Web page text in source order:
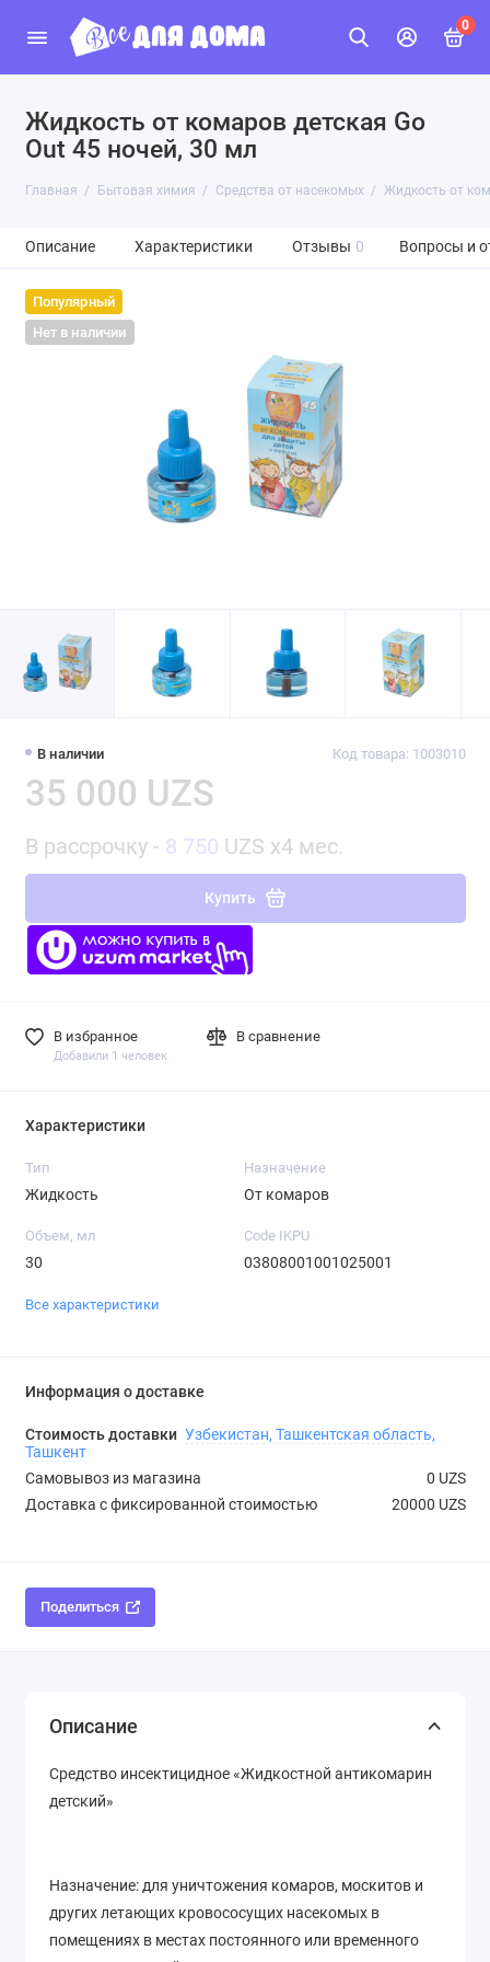
0
Жидкость от комаров детская Go
Out 45 ночей, 30 мл
Главная Бытовая химия Средства от насекомых Жидкость от
Описание Характеристики Отзывы 0 Вопросы и
Популярный
Нет в наличии
В наличии Код товара: 1003010
35 000 UZS
В рассрочку - 8 750 UZS x4 мес.
Купить
В избранное
Добавили 1 человек
В сравнение
Характеристики
Тип
Жидкость
Назначение
От комаров
Объем, мл
30
Code IKPU
03808001001025001
Все характеристики
Информация о доставке
Стоимость доставки Узбекистан, Ташкентская область,
Ташкент
Самовывоз из магазина
0 UZS
Доставка с фиксированной стоимостью
20000 UZS
Поделиться
Описание
Средство инсектицидное «Жидкостной антикомарин
детский»
Назначение: для уничтожения комаров, москитов и
других летающих кровососущих насекомых в
помещениях в местах постоянного или временного